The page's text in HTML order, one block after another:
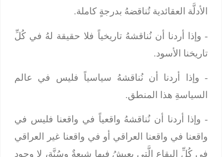
الأدلَّة العقائدية تُناقضهُ بدرجةٍ كاملة.
- وإذا أردنا أن نُناقشهُ تاريخياً فلا حقيقة لهُ في كُلِّ
تاريخنا الأسود.
- وإذا أردنا أن نُناقشهُ سياسياً فليس في عالم
السياسةِ هذا المنطق.
- وإذا أردنا أن نُناقشهُ واقعياً في واقعنا فليس في
واقعنا في واقعنا العراقي أو في واقعنا غير العراقي
في كُلِّ البقاع الَّتي يعيشُ فيها شيعةٌ وسُنَّة، لا وجود